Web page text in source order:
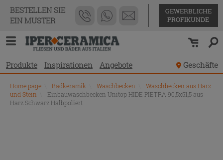
BESTELLEN SIE
EIN MUSTER
GEWERBLICHE
PROFIKUNDE
Produkte Inspirationen Angebote Geschäfte
Home page Badkeramik Waschbecken
Waschbecken aus Harz
und Stein
Einbauwaschbecken Unitop HIDE PIETRA 90,5x51,5 aus
Harz Schwarz Halbpoliert